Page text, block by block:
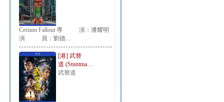
Cesium Fallout 導 演：潘耀明
演 員：劉德…
[港] 武替
道 (Stuntma…
武替道